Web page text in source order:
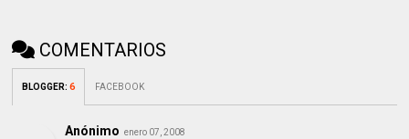
COMENTARIOS
BLOGGER:6 FACEBOOK
Anónimo enero 07, 2008